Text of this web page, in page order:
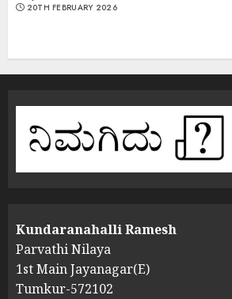
20TH FEBRUARY 2026
Kundaranahalli Ramesh
Parvathi Nilaya
1st Main Jayanagar(E)
Tumkur-572102